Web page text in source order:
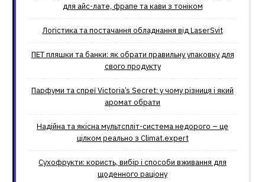
для айс-лате, фрапе та кави з тоніком
Логістика та постачання обладнання від LaserSvit
ПЕТ пляшки та банки: як обрати правильну упаковку для
свого продукту
Парфуми та спреї Victoria’s Secret: у чому різниця і який
аромат обрати
Надійна та якісна мультспліт-система недорого – це
цілком реально з Climat.еxpert
Сухофрукти: користь, вибір і способи вживання для
щоденного раціону